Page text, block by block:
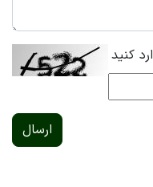
کنید
ارسال